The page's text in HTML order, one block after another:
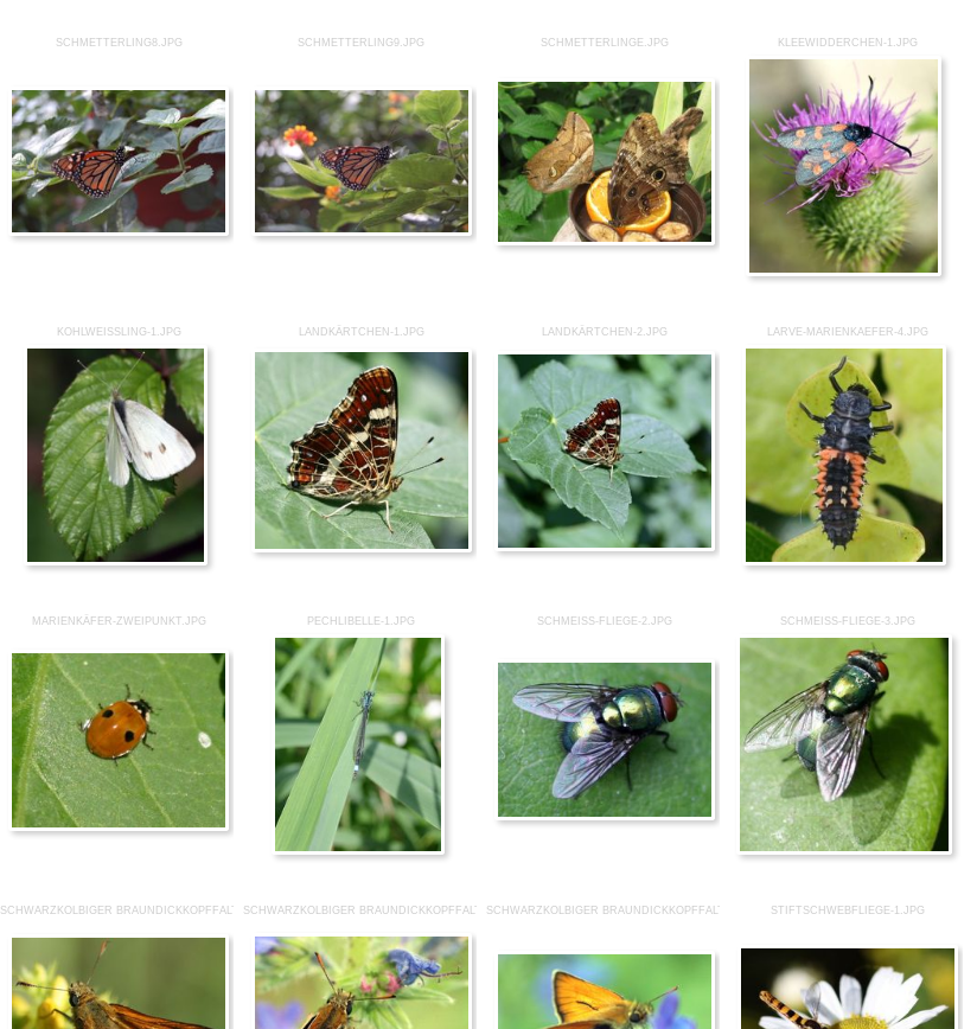
SCHMETTERLING8.JPG SCHMETTERLING9.JPG SCHMETTERLINGE.JPG KLEEWIDDERCHEN-1.JPG
KOHLWEISSLING-1.JPG LANDKÄRTCHEN-1.JPG LANDKÄRTCHEN-2.JPG LARVE-MARIENKAEFER-4.JPG
MARIENKÄFER-ZWEIPUNKT.JPG PECHLIBELLE-1.JPG SCHMEISS-FLIEGE-2.JPG SCHMEISS-FLIEGE-3.JPG
SCHWARZKOLBIGER BRAUNDICKKOPFFALTER-1.JPGSCHWARZKOLBIGER BRAUNDICKKOPFFALTER-2.JPGSCHWARZKOLBIGER BRAUNDICKKOPFFALTER-3.JPGSTIFTSCHWEBFLIEGE-1.JPG